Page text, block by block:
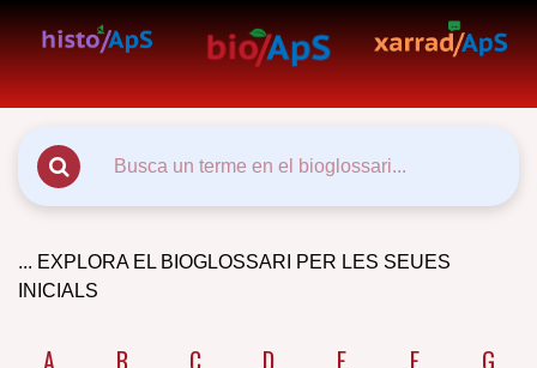
... EXPLORA EL BIOGLOSSARI PER LES SEUES
INICIALS
A B C D E F G